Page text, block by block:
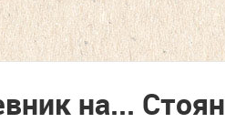
на... Стоян